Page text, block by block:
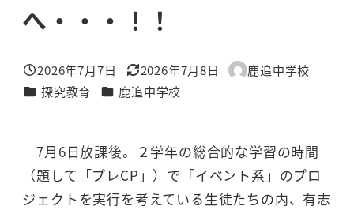
へ・・・！！
投稿日
2026年7月7日
更新日
2026年7月8日
著
鹿追中学校
カテゴリー
探究教育 カテゴリー
鹿追中学校
7月6日放課後。２学年の総合的な学習の時間
（題して「プレCP」）で「イベント系」のプロ
ジェクトを実行を考えている生徒たちの内、有志